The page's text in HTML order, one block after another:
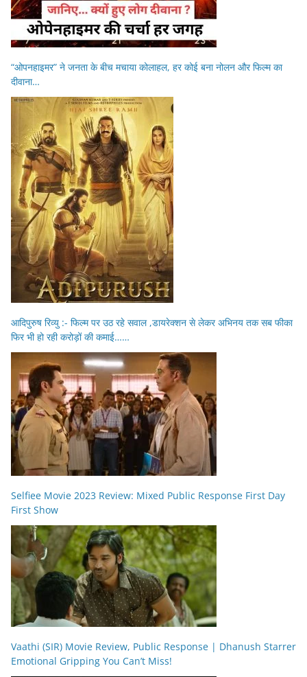
“ओपनहाइमर” ने जनता के बीच मचाया कोलाहल, हर कोई बना नोलन और फिल्म का
दीवाना…
आदिपुरुष रिव्यु :- फिल्म पर उठ रहे सवाल ,डायरेक्शन से लेकर अभिनय तक सब फीका
फिर भी हो रही करोड़ों की कमाई……
Selfiee Movie 2023 Review: Mixed Public Response First Day
First Show
Vaathi (SIR) Movie Review, Public Response | Dhanush Starrer
Emotional Gripping You Can’t Miss!